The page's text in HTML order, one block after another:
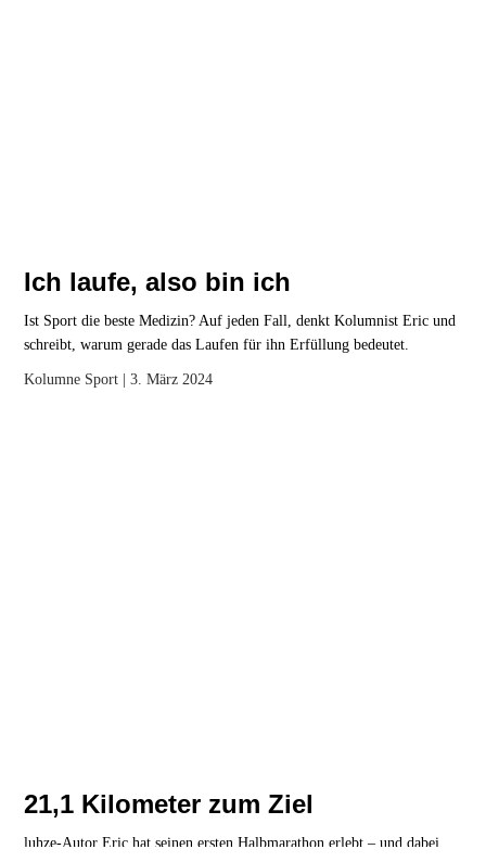
Ich laufe, also bin ich
Ist Sport die beste Medizin? Auf jeden Fall, denkt Kolumnist Eric und
schreibt, warum gerade das Laufen für ihn Erfüllung bedeutet.
Kolumne Sport | 3. März 2024
21,1 Kilometer zum Ziel
luhze-Autor Eric hat seinen ersten Halbmarathon erlebt – und dabei